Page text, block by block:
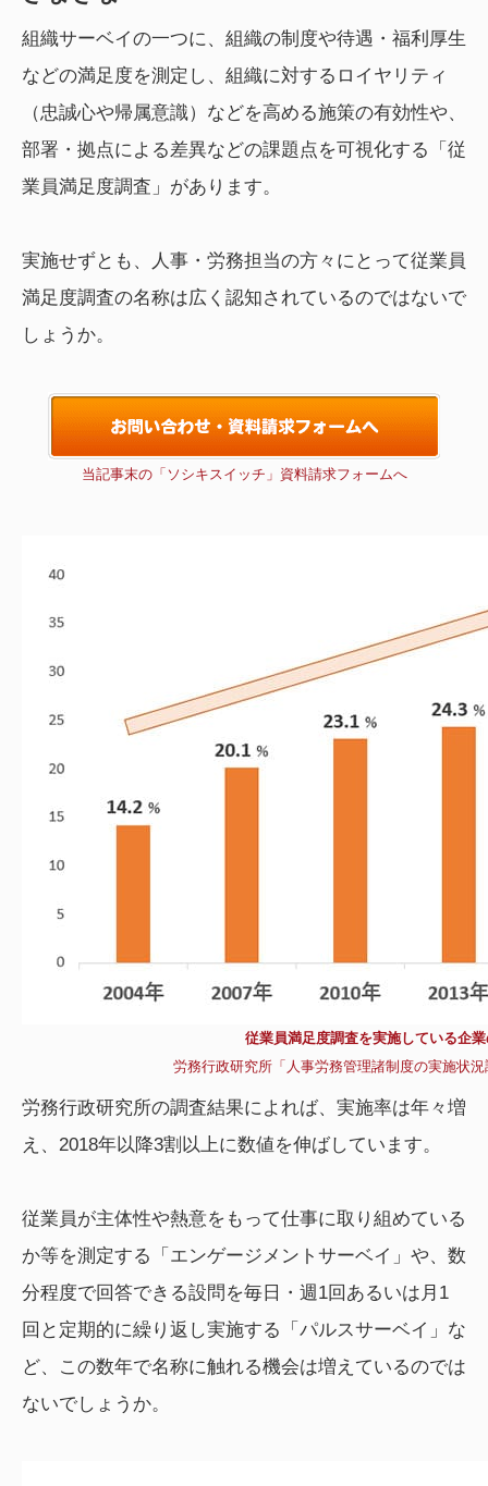
組織サーベイの一つに、組織の制度や待遇・福利厚生
などの満足度を測定し、組織に対するロイヤリティ
（忠誠心や帰属意識）などを高める施策の有効性や、
部署・拠点による差異などの課題点を可視化する「従
業員満足度調査」があります。
実施せずとも、人事・労務担当の方々にとって従業員
満足度調査の名称は広く認知されているのではないで
しょうか。
当記事末の「ソシキスイッチ」資料請求フォームへ
従業員満足度調査を実施している企
労務行政研究所「人事労務管理諸制度の実施状
労務行政研究所の調査結果によれば、実施率は年々増
え、2018年以降3割以上に数値を伸ばしています。
従業員が主体性や熱意をもって仕事に取り組めている
か等を測定する「エンゲージメントサーベイ」や、数
分程度で回答できる設問を毎日・週1回あるいは月1
回と定期的に繰り返し実施する「パルスサーベイ」な
ど、この数年で名称に触れる機会は増えているのでは
ないでしょうか。